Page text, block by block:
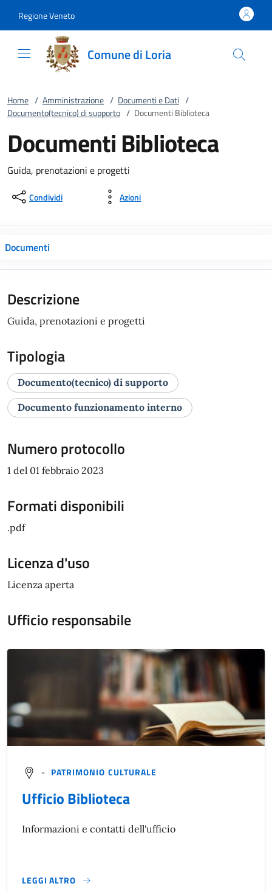
Regione Veneto
Comune di Loria
Home / Amministrazione / Documenti e Dati /
Documento(tecnico) di supporto / Documenti Biblioteca
Documenti Biblioteca
Guida, prenotazioni e progetti
Condividi Azioni
Documenti
Descrizione
Guida, prenotazioni e progetti
Tipologia
Documento(tecnico) di supporto
Documento funzionamento interno
Numero protocollo
1 del 01 febbraio 2023
Formati disponibili
.pdf
Licenza d'uso
Licenza aperta
Ufficio responsabile
- PATRIMONIO CULTURALE
Ufficio Biblioteca
Informazioni e contatti dell'ufficio
LEGGI ALTRO
}